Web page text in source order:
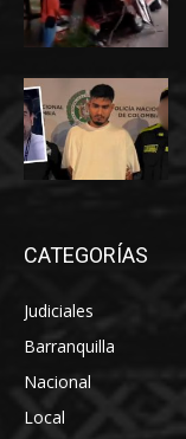
CATEGORÍAS
Judiciales
Barranquilla
Nacional
Local